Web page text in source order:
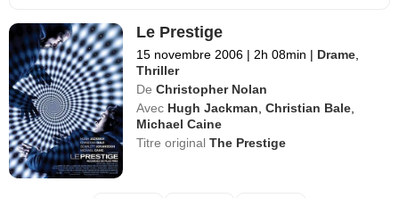
Le Prestige
15 novembre 2006 | 2h 08min | Drame
Thriller
De Christopher Nolan
Avec Hugh Jackman ,Christian Bale
Michael Caine
Titre originalThe Prestige